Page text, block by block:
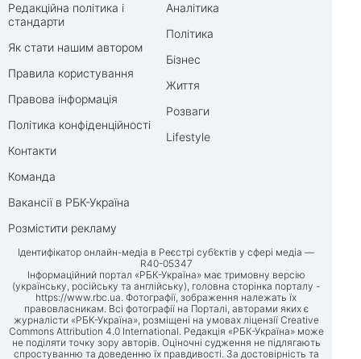
Редакційна політика і
стандарти
Як стати нашим автором
Правила користування
Правова інформація
Політика конфіденційності
Контакти
Команда
Вакансії в РБК-Україна
Розмістити рекламу
Аналітика
Політика
Бізнес
Життя
Розваги
Lifestyle
Ідентифікатор онлайн-медіа в Реєстрі суб’єктів у сфері медіа —
R40-05347
Інформаційний портал «РБК-Україна» має тримовну версію
(українську, російську та англійську), головна сторінка порталу -
https://www.rbc.ua. Фотографії, зображення належать їх
правовласникам. Всі фотографії на Порталі, авторами яких є
журналісти «РБК-Україна», розміщені на умовах ліцензії Creative
Commons Attribution 4.0 International. Редакція «РБК-Україна» може
не поділяти точку зору авторів. Оціночні судження не підлягають
спростуванню та доведенню їх правдивості. За достовірність та